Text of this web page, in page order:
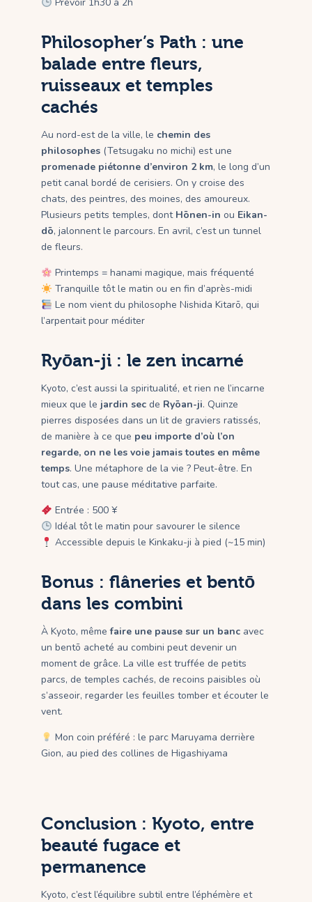
Philosopher’s Path : une
balade entre fleurs,
ruisseaux et temples
cachés
Au nord-est de la ville, le chemin des
philosophes (Tetsugaku no michi) est une
promenade piétonne d’environ 2 km, le long d’un
petit canal bordé de cerisiers. On y croise des
chats, des peintres, des moines, des amoureux.
Plusieurs petits temples, dont Hōnen-in ou Eikan-
dō, jalonnent le parcours. En avril, c’est un tunnel
de fleurs.
Printemps = hanami magique, mais fréquenté
Tranquille tôt le matin ou en fin d’après-midi
Le nom vient du philosophe Nishida Kitarō, qui
l’arpentait pour méditer
Ryōan-ji : le zen incarné
Kyoto, c’est aussi la spiritualité, et rien ne l’incarne
mieux que le jardin sec de Ryōan-ji. Quinze
pierres disposées dans un lit de graviers ratissés,
de manière à ce que peu importe d’où l’on
regarde, on ne les voie jamais toutes en même
temps. Une métaphore de la vie ? Peut-être. En
tout cas, une pause méditative parfaite.
Entrée : 500 ¥
Idéal tôt le matin pour savourer le silence
Accessible depuis le Kinkaku-ji à pied (~15 min)
Bonus : flâneries et bentō
dans les combini
À Kyoto, mêmefaire une pause sur un banc avec
un bentō acheté au combini peut devenir un
moment de grâce. La ville est truffée de petits
parcs, de temples cachés, de recoins paisibles où
s’asseoir, regarder les feuilles tomber et écouter le
vent.
Mon coin préféré : le parc Maruyama derrière
Gion, au pied des collines de Higashiyama
Conclusion : Kyoto, entre
beauté fugace et
permanence
Kyoto, c’est l’équilibre subtil entre l’éphémère et